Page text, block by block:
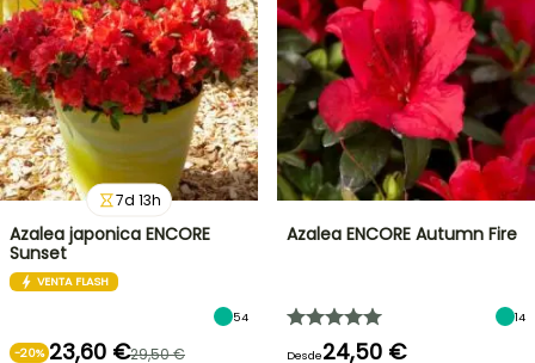
7d 13h
Azalea japonica ENCORE
Sunset
VENTA FLASH
54
-20% 23,60 €29,50 €
Azalea ENCORE Autumn Fire
14
Desde24,50 €